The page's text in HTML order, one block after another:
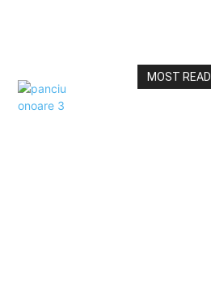
MOST READ